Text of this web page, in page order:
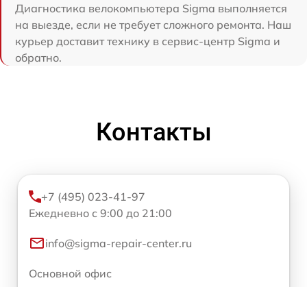
Диагностика велокомпьютера Sigma выполняется
на выезде, если не требует сложного ремонта. Наш
курьер доставит технику в сервис-центр Sigma и
обратно.
Контакты
+7 (495) 023-41-97
Ежедневно с 9:00 до 21:00
info@sigma-repair-center.ru
Основной офис